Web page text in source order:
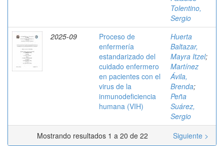
Tolentino,
Sergio
2025-09
Proceso de
enfermería
estandarizado del
cuidado enfermero
en pacientes con el
virus de la
inmunodeficiencia
humana (VIH)
Huerta
Baltazar,
Mayra Itzel;
Martínez
Ávila,
Brenda;
Peña
Suárez,
Sergio
Mostrando resultados 1 a 20 de 22
Siguiente >